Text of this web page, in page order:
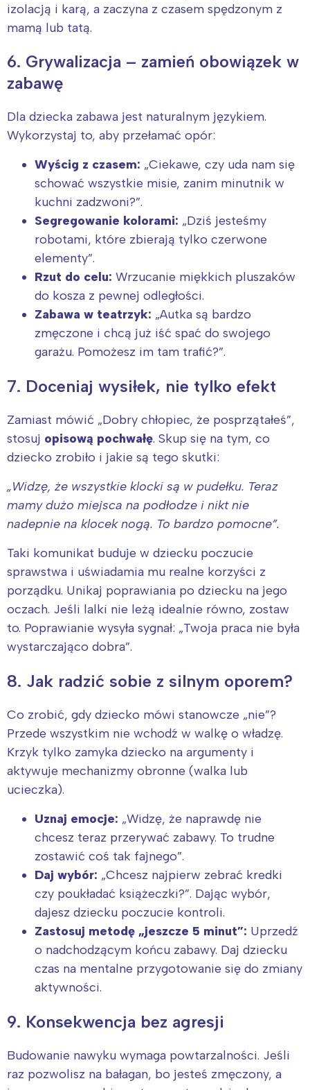
izolacją i karą, a zaczyna z czasem spędzonym z
mamą lub tatą.
6. Grywalizacja – zamień obowiązek w
zabawę
Dla dziecka zabawa jest naturalnym językiem.
Wykorzystaj to, aby przełamać opór:
Wyścig z czasem: „Ciekawe, czy uda nam się
schować wszystkie misie, zanim minutnik w
kuchni zadzwoni?”.
Segregowanie kolorami: „Dziś jesteśmy
robotami, które zbierają tylko czerwone
elementy”.
Rzut do celu: Wrzucanie miękkich pluszaków
do kosza z pewnej odległości.
Zabawa w teatrzyk: „Autka są bardzo
zmęczone i chcą już iść spać do swojego
garażu. Pomożesz im tam trafić?”.
7. Doceniaj wysiłek, nie tylko efekt
Zamiast mówić „Dobry chłopiec, że posprzątałeś”,
stosuj opisową pochwałę. Skup się na tym, co
dziecko zrobiło i jakie są tego skutki:
„Widzę, że wszystkie klocki są w pudełku. Teraz
mamy dużo miejsca na podłodze i nikt nie
nadepnie na klocek nogą. To bardzo pomocne”.
Taki komunikat buduje w dziecku poczucie
sprawstwa i uświadamia mu realne korzyści z
porządku. Unikaj poprawiania po dziecku na jego
oczach. Jeśli lalki nie leżą idealnie równo, zostaw
to. Poprawianie wysyła sygnał: „Twoja praca nie była
wystarczająco dobra”.
8. Jak radzić sobie z silnym oporem?
Co zrobić, gdy dziecko mówi stanowcze „nie”?
Przede wszystkim nie wchodź w walkę o władzę.
Krzyk tylko zamyka dziecko na argumenty i
aktywuje mechanizmy obronne (walka lub
ucieczka).
Uznaj emocje: „Widzę, że naprawdę nie
chcesz teraz przerywać zabawy. To trudne
zostawić coś tak fajnego”.
Daj wybór: „Chcesz najpierw zebrać kredki
czy poukładać książeczki?”. Dając wybór,
dajesz dziecku poczucie kontroli.
Zastosuj metodę „jeszcze 5 minut”: Uprzedź
o nadchodzącym końcu zabawy. Daj dziecku
czas na mentalne przygotowanie się do zmiany
aktywności.
9. Konsekwencja bez agresji
Budowanie nawyku wymaga powtarzalności. Jeśli
raz pozwolisz na bałagan, bo jesteś zmęczony, a
Wybieram